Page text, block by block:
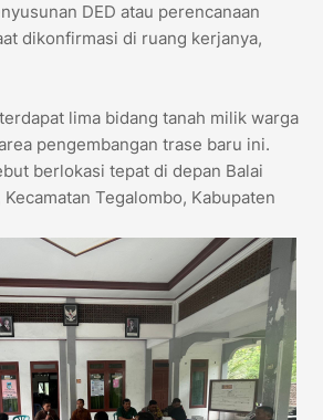
DED atau perencanaan
dikonfirmasi di ruang kerjanya,
lima bidang tanah milik warga
pengembangan trase baru ini.
berlokasi tepat di depan Balai
Tegalombo, Kabupaten